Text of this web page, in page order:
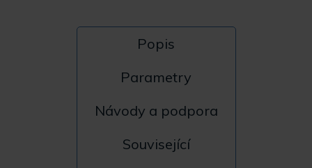
Popis
Parametry
Návody a podpora
Související